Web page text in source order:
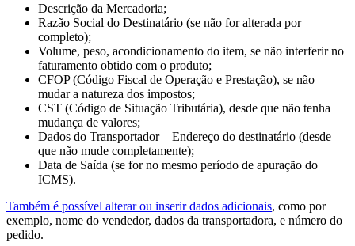
Descrição da Mercadoria;
Razão Social do Destinatário (se não for alterada por
completo);
Volume, peso, acondicionamento do item, se não interferir no
faturamento obtido com o produto;
CFOP (Código Fiscal de Operação e Prestação), se não
mudar a natureza dos impostos;
CST (Código de Situação Tributária), desde que não tenha
mudança de valores;
Dados do Transportador – Endereço do destinatário (desde
que não mude completamente);
Data de Saída (se for no mesmo período de apuração do
ICMS).
Também é possível alterar ou inserir dados adicionais, como por
exemplo, nome do vendedor, dados da transportadora, e número do
pedido.